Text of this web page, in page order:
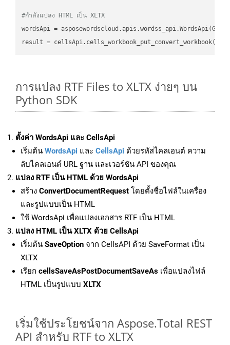
#กำลังแปลง HTML เป็น XLTX
wordsApi =
result =
การแปลง RTF Files to XLTX ง่ายๆ บน
Python SDK
ตั้งค่า WordsApi และ CellsApi
เริ่มต้น WordsApi และ CellsApi ด้วยรหัสไคลเอนต์ ความ
ลับไคลเอนต์ URL ฐาน และเวอร์ชัน API ของคุณ
แปลง RTF เป็น HTML ด้วย WordsApi
สร้าง ConvertDocumentRequest โดยตั้งชื่อไฟล์ในเครื่อง
และรูปแบบเป็น HTML
ใช้ WordsApi เพื่อแปลงเอกสาร RTF เป็น HTML
แปลง HTML เป็น XLTX ด้วย CellsApi
เริ่มต้น SaveOption จาก CellsAPI ด้วย SaveFormat เป็น
XLTX
เรียก cellsSaveAsPostDocumentSaveAs เพื่อแปลงไฟล์
HTML เป็นรูปแบบ XLTX
เริ่มใช้ประโยชน์จาก Aspose.Total REST
API สำหรับ RTF to XLTX